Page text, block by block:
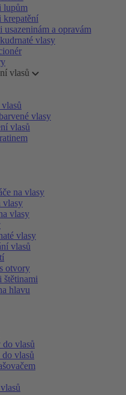
lupům
krepatění
a opravám
vlasy
vlasů
vlasy
vlasů
na vlasy
vlasy
vlasy
vlasy
vlasů
otvory
štětinami
hlavu
vlasů
vlasů